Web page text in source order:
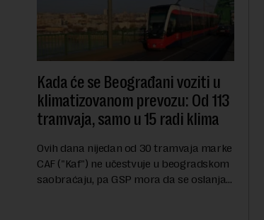
Kada će se Beograđani voziti u
klimatizovanom prevozu: Od 113
tramvaja, samo u 15 radi klima
Ovih dana nijedan od 30 tramvaja marke
CAF ("Kaf") ne učestvuje u beogradskom
saobraćaju, pa GSP mora da se oslanja